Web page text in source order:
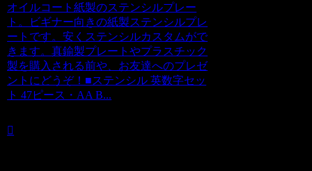
オイルコート紙製のステンシルプレー
ト。ビギナー向きの紙製ステンシルプレ
ートです。安くステンシルカスタムがで
きます。真鍮製プレートやプラスチック
製を購入される前や、お友達へのプレゼ
ントにどうぞ！■ステンシル 英数字セッ
ト 47ピース・AA B...